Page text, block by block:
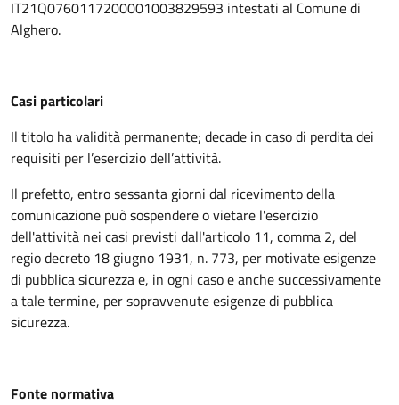
IT21Q0760117200001003829593 intestati al Comune di
Alghero.
Casi particolari
Il titolo ha validità permanente; decade in caso di perdita dei
requisiti per l’esercizio dell’attività.
Il prefetto, entro sessanta giorni dal ricevimento della
comunicazione può sospendere o vietare l'esercizio
dell'attività nei casi previsti dall'articolo 11, comma 2, del
regio decreto 18 giugno 1931, n. 773, per motivate esigenze
di pubblica sicurezza e, in ogni caso e anche successivamente
a tale termine, per sopravvenute esigenze di pubblica
sicurezza.
Fonte normativa